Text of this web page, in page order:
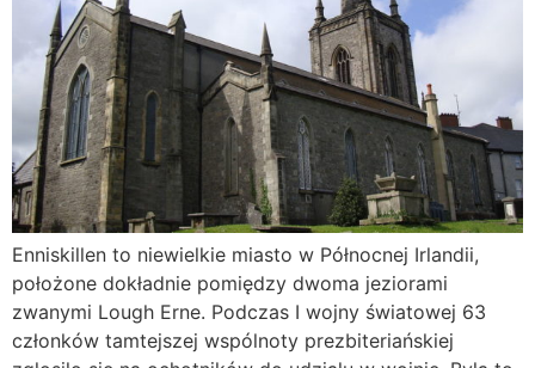
Enniskillen to niewielkie miasto w Północnej Irlandii,
położone dokładnie pomiędzy dwoma jeziorami
zwanymi Lough Erne. Podczas I wojny światowej 63
członków tamtejszej wspólnoty prezbiteriańskiej